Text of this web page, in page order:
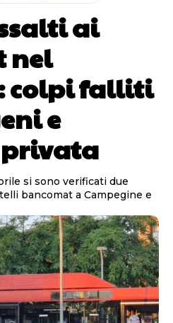
ai
nel
colpi falliti
e
si sono verificati due
bancomat a Campegine e